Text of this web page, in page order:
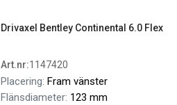
Drivaxel Bentley Continental 6.0 Flex
Art.nr:1147420
Placering: Fram vänster
Flänsdiameter: 123 mm